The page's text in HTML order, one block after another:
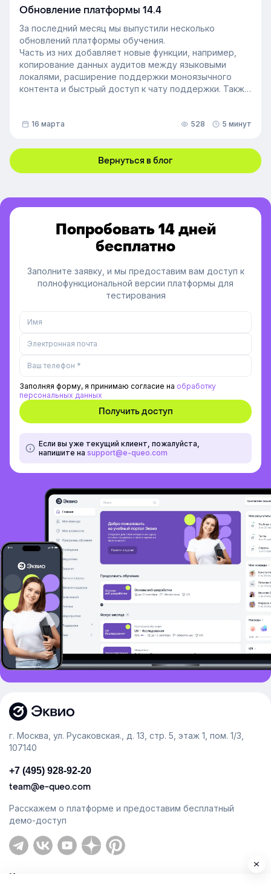
неформальных лидеров и применение их навыков
может стать стратегией управления персоналом,
которая повысит производительность и создаст
более позитивную корпоративную культуру. Как это
сделать — рассказали в статье.
Обновление платформы 14.4
За последний месяц мы выпустили несколько
обновлений платформы обучения.
Часть из них добавляет новые функции, например,
копирование данных аудитов между языковыми
локалями, расширение поддержки моноязычного
контента и быстрый доступ к чату поддержки. Также
доступов, добавили фильтрацию данных по точному
платформы.
16 марта 528 5 минут
Вернуться в блог
Попробовать 14 дней
бесплатно
Заполните заявку, и мы предоставим вам доступ к
полнофункциональной версии платформы для
тестирования
Russia
+7
Заполняя форму, я принимаю согласие на обработку
персональных данных
Если вы уже текущий клиент, пожалуйста,
напишите на support@e-queo.com
г. Москва, ул. Русаковская., д. 13, стр. 5, этаж 1, пом. 1/3,
107140
+7 (495) 928-92-20
team@e-queo.com
Расскажем о платформе и предоставим бесплатный
демо-доступ
Компания